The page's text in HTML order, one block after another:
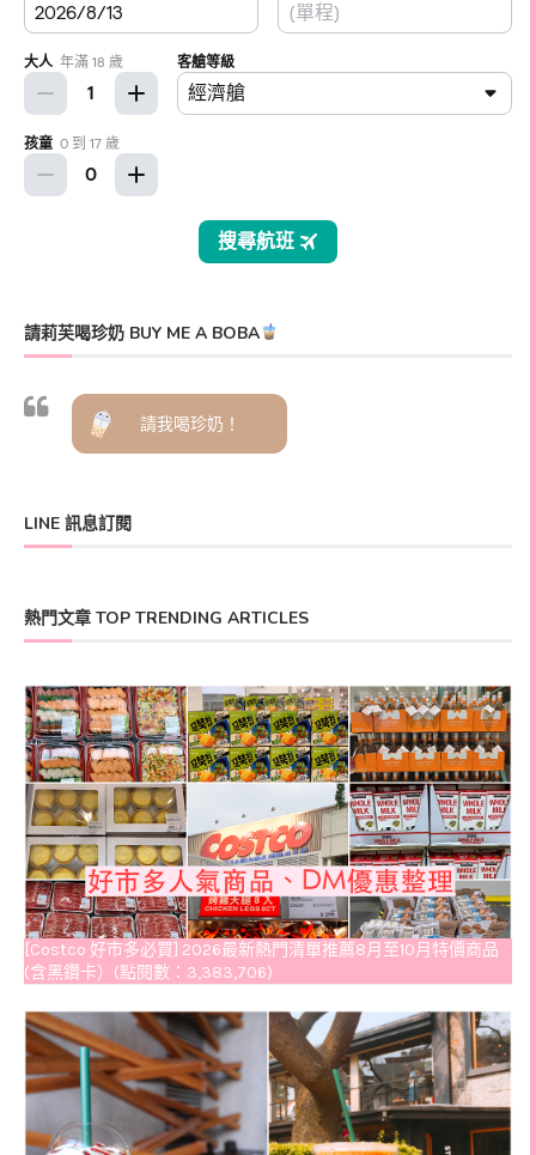
請莉芙喝珍奶 BUY ME A BOBA
請我喝珍奶！
LINE 訊息訂閱
熱門文章 TOP TRENDING ARTICLES
[Costco 好市多必買] 2026最新熱門清單推薦8月至10月特價商品
(含黑鑽卡）(點閱數：3,383,706)